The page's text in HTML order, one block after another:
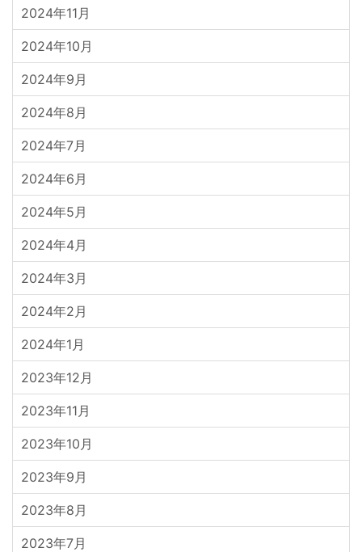
2024年11月
2024年10月
2024年9月
2024年8月
2024年7月
2024年6月
2024年5月
2024年4月
2024年3月
2024年2月
2024年1月
2023年12月
2023年11月
2023年10月
2023年9月
2023年8月
2023年7月